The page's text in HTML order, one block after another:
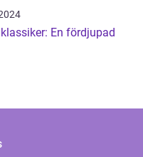
En fördjupad